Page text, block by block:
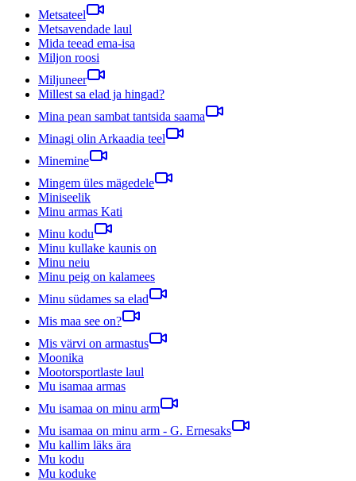
Metsateel
Metsavendade laul
Mida teead ema-isa
Miljon roosi
Miljuneer
Millest sa elad ja hingad?
Mina pean sambat tantsida saama
Minagi olin Arkaadia teel
Minemine
Mingem üles mägedele
Miniseelik
Minu armas Kati
Minu kodu
Minu kullake kaunis on
Minu neiu
Minu peig on kalamees
Minu südames sa elad
Mis maa see on?
Mis värvi on armastus
Moonika
Mootorsportlaste laul
Mu isamaa armas
Mu isamaa on minu arm
Mu isamaa on minu arm - G. Ernesaks
Mu kallim läks ära
Mu kodu
Mu koduke